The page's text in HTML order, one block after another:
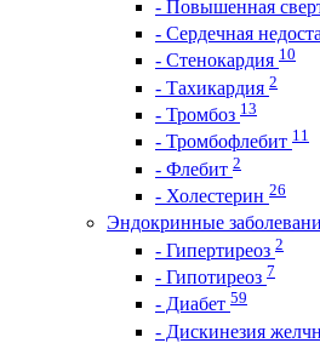
- Повышенная
- Сердечная
- Стенокардия 10
- Тахикардия 2
- Тромбоз 13
- Тромбофлебит 11
- Флебит 2
- Холестерин 26
Эндокринные
- Гипертиреоз 2
- Гипотиреоз 7
- Диабет 59
- Дискинезия